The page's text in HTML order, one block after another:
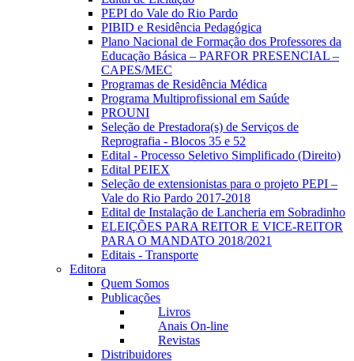
PEPI do Vale do Rio Pardo
PIBID e Residência Pedagógica
Plano Nacional de Formação dos Professores da
Educação Básica – PARFOR PRESENCIAL –
CAPES/MEC
Programas de Residência Médica
Programa Multiprofissional em Saúde
PROUNI
Seleção de Prestadora(s) de Serviços de
Reprografia - Blocos 35 e 52
Edital - Processo Seletivo Simplificado (Direito)
Edital PEIEX
Seleção de extensionistas para o projeto PEPI –
Vale do Rio Pardo 2017-2018
Edital de Instalação de Lancheria em Sobradinho
ELEIÇÕES PARA REITOR E VICE-REITOR
PARA O MANDATO 2018/2021
Editais - Transporte
Editora
Quem Somos
Publicações
Livros
Anais On-line
Revistas
Distribuidores